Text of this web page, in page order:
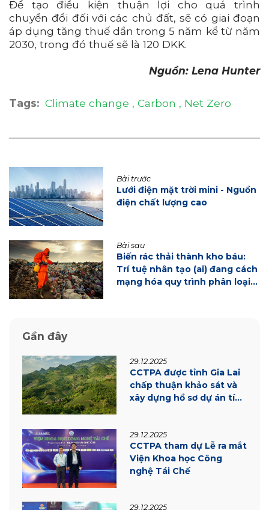
Để tạo điều kiện thuận lợi cho quá trình
chuyển đổi đối với các chủ đất, sẽ có giai đoạn
áp dụng tăng thuế dần trong 5 năm kể từ năm
2030, trong đó thuế sẽ là 120 DKK.
Nguồn: Lena Hunter
Tags: Climate change Carbon Net Zero
Bài trước
Lưới điện mặt trời mini - Nguồn
điện chất lượng cao
Bài sau
Biến rác thải thành kho báu:
Trí tuệ nhân tạo (ai) đang cách
mạng hóa quy trình phân loại
Gần đây
29.12.2025
CCTPA được tỉnh Gia Lai
chấp thuận khảo sát và
xây dựng hồ sơ dự án tín
29.12.2025
CCTPA tham dự Lễ ra mắt
Viện Khoa học Công
nghệ Tái Chế
29.12.2025